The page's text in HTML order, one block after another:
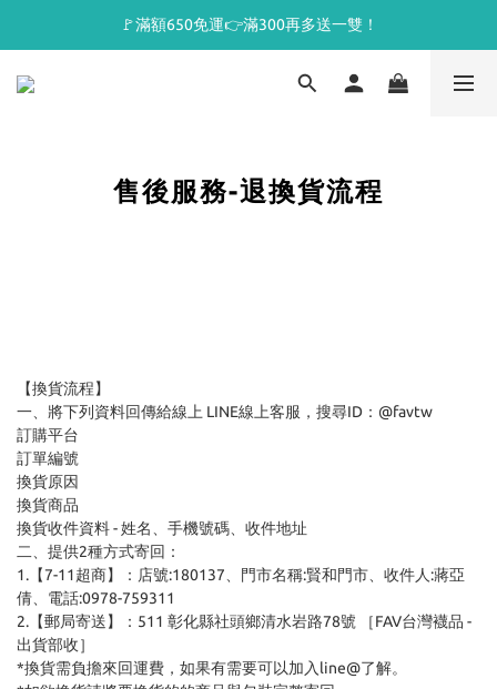
🚩滿額650免運👉滿300再多送一雙！
售後服務-退換貨流程
【換貨流程】
一、將下列資料回傳給線上 LINE線上客服，搜尋ID：@favtw
訂購平台
訂單編號
換貨原因
換貨商品
換貨收件資料 - 姓名、手機號碼、收件地址
二、提供2種方式寄回：
1.【7-11超商】：店號:180137、門市名稱:賢和門市、收件人:蔣亞
倩、電話:0978-759311
2.【郵局寄送】：511 彰化縣社頭鄉清水岩路78號 ［FAV台灣襪品 -
出貨部收］
*換貨需負擔來回運費，如果有需要可以加入line@了解。